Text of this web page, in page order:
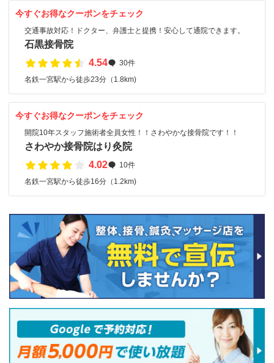
今すぐお得なクーポンをチェック
交通事故対応！ドクター、弁護士と提携！安心して通院できます。
石黒接骨院
4.54
30件
名鉄一宮駅から徒歩23分（1.8km)
今すぐお得なクーポンをチェック
開院10年スタッフ施術者全員女性！！さわやかな接骨院です！！
さわやか接骨院はり灸院
4.02
10件
名鉄一宮駅から徒歩16分（1.2km)